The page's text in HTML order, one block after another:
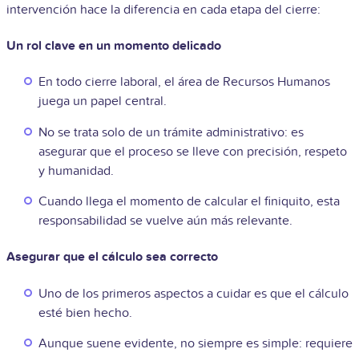
intervención hace la diferencia en cada etapa del cierre:
Un rol clave en un momento delicado
En todo cierre laboral, el área de Recursos Humanos
juega un papel central.
No se trata solo de un trámite administrativo: es
asegurar que el proceso se lleve con precisión, respeto
y humanidad.
Cuando llega el momento de calcular el finiquito, esta
responsabilidad se vuelve aún más relevante.
Asegurar que el cálculo sea correcto
Uno de los primeros aspectos a cuidar es que el cálculo
esté bien hecho.
Aunque suene evidente, no siempre es simple: requiere